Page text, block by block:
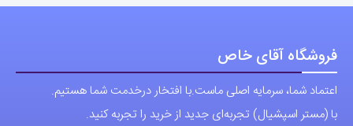
گزینه
ها
فروشگاه آقای خاص
اعتماد شما، سرمایه اصلی ماست.با افتخار درخدمت شما هستیم.
با (مستر اسپشیال) تجربه‌ای جدید از خرید را تجربه کنید.